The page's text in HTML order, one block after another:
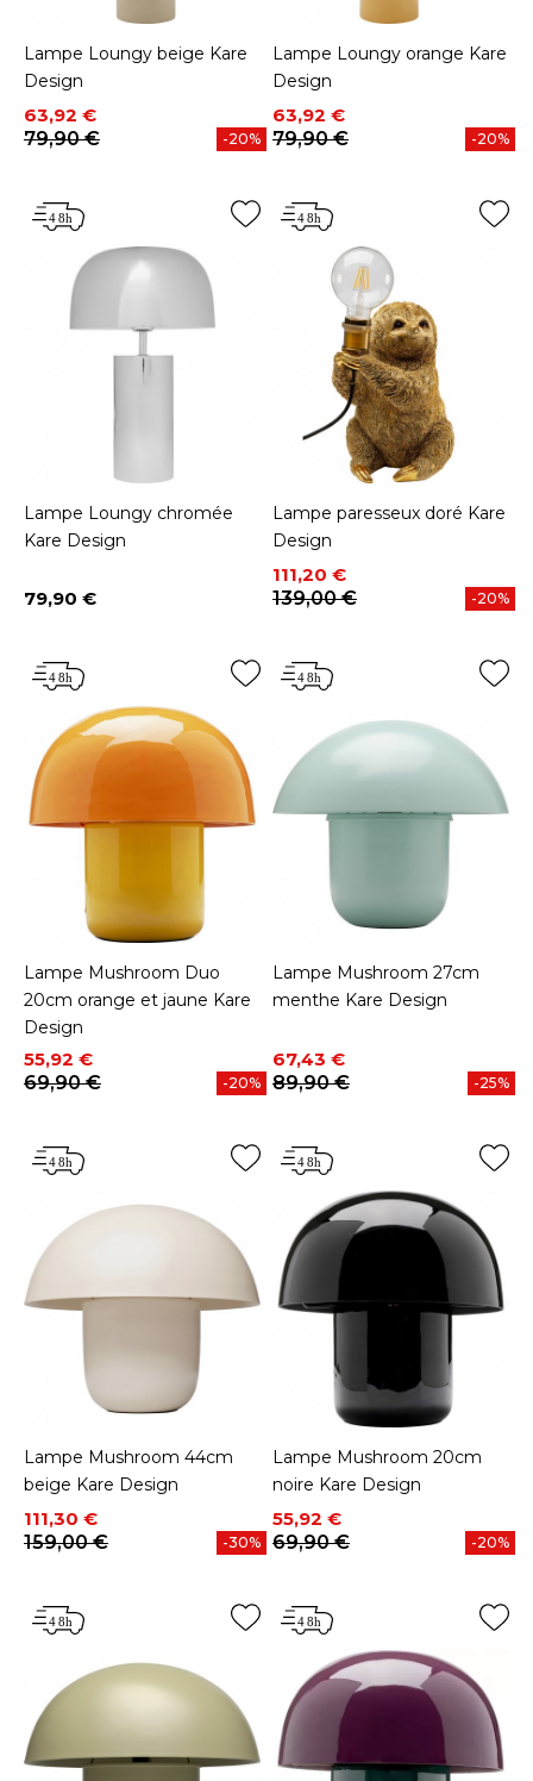
Lampe Loungy beige Kare
Design
Prix
63,92 €
Prix de base
79,90 €
-20%
Lampe Loungy orange Kare
Design
Prix
63,92 €
Prix de base
79,90 €
-20%
Lampe Loungy chromée
Kare Design
Prix
79,90 €
Lampe paresseux doré Kare
Design
Prix
111,20 €
Prix de base
139,00 €
-20%
Lampe Mushroom Duo
20cm orange et jaune Kare
Design
Prix
55,92 €
Prix de base
69,90 €
-20%
Lampe Mushroom 27cm
menthe Kare Design
Prix
67,43 €
Prix de base
89,90 €
-25%
Lampe Mushroom 44cm
beige Kare Design
Prix
111,30 €
Prix de base
159,00 €
-30%
Lampe Mushroom 20cm
noire Kare Design
Prix
55,92 €
Prix de base
69,90 €
-20%